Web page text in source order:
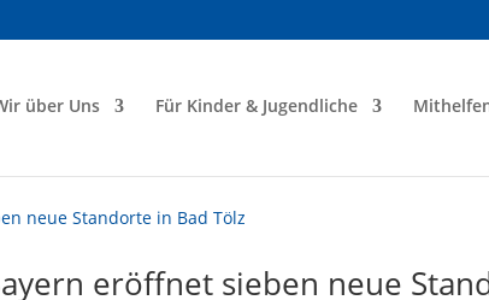
über Uns Für Kinder & Jugendliche
eröffnet sieben neue